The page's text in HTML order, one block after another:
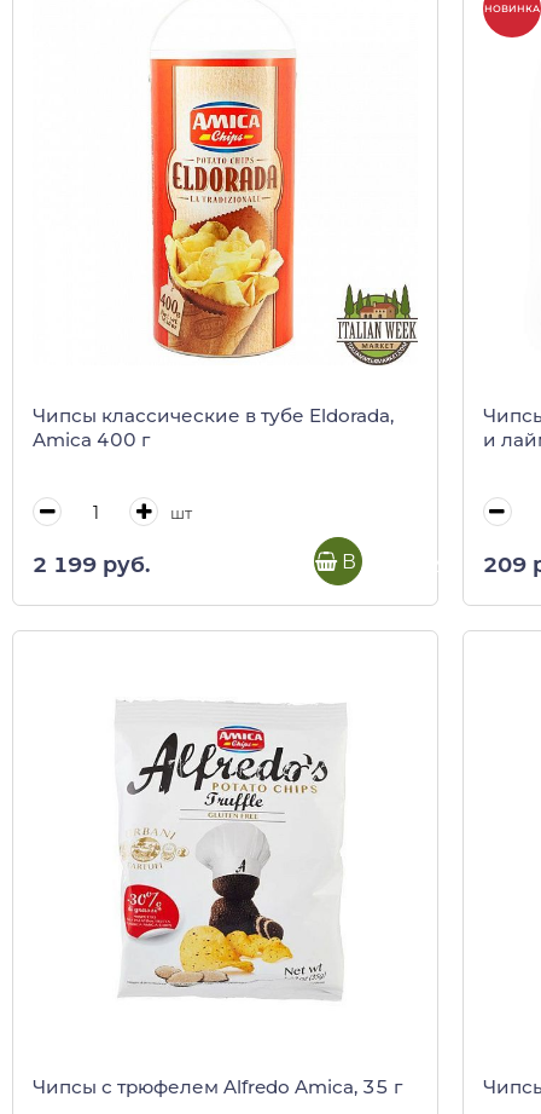
Чипсы классические в тубе Eldorada,
Amica 400 г
шт
2 199 руб. В корзину
НОВИНКА
и
209
Чипсы с трюфелем Alfredo Amica, 35 г